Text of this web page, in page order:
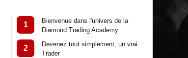
1
Bienvenue dans l'univers de la
Diamond Trading Academy
2
Devenez tout simplement, un vrai
Trader